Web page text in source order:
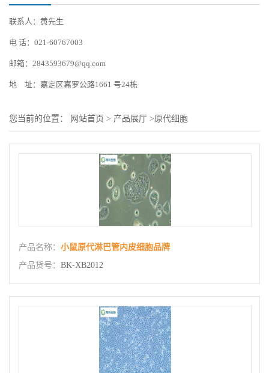
联系人：黄先生
电 话：021-60767003
邮箱：2843593679@qq.com
地 址：嘉定区嘉罗公路1661 号24栋
您当前的位置： 网站首页 > 产品展厅 >原代细胞
产品名称： 小鼠原代淋巴管内皮细胞品牌
产品货号： BK-XB2012